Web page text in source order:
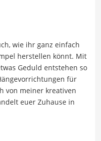
wie ihr ganz einfach
herstellen könnt. Mit
Geduld entstehen so
für
von meiner kreativen
euer Zuhause in